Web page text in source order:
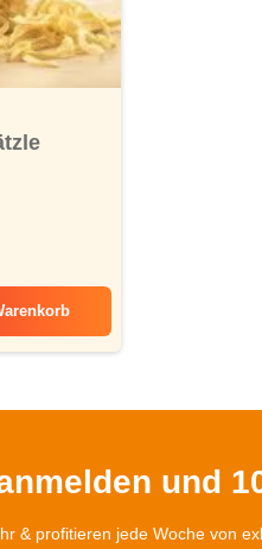
und
& profitieren jede Woche von